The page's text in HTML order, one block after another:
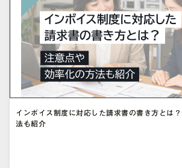
インボイス制度に対応した請求書の書き方とは
法も紹介